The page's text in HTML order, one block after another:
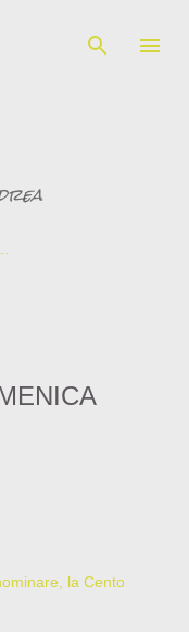
la Cento